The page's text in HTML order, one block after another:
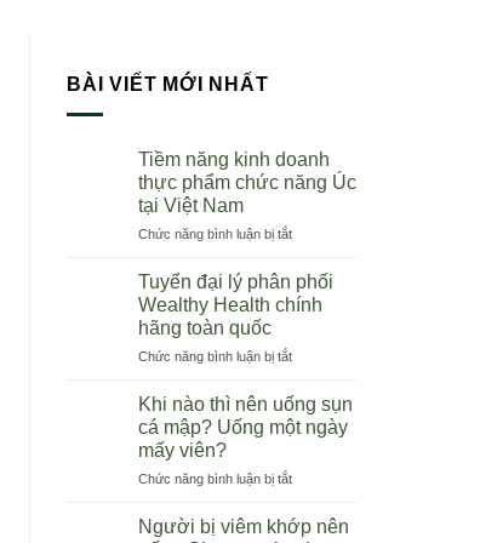
BÀI VIẾT MỚI NHẤT
Tiềm năng kinh doanh
thực phẩm chức năng Úc
tại Việt Nam
Chức năng bình luận bị tắtở
năng
kinh
doanh
phẩm
năng
Úc
tại
Nam
Tuyển đại lý phân phối
Wealthy Health chính
hãng toàn quốc
Chức năng bình luận bị tắtở
đại
lý
phân
Wealthy
chính
hãng
Khi nào thì nên uống sụn
cá mập? Uống một ngày
mấy viên?
Chức năng bình luận bị tắtở
nào
thì
Người bị viêm khớp nên